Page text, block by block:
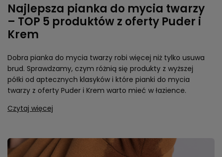
Najlepsza pianka do mycia twarzy
– TOP 5 produktów z oferty Puder i
Krem
Dobra pianka do mycia twarzy robi więcej niż tylko usuwa
brud. Sprawdzamy, czym różnią się produkty z wyższej
półki od aptecznych klasyków i które pianki do mycia
twarzy z oferty Puder i Krem warto mieć w łazience.
Czytaj więcej